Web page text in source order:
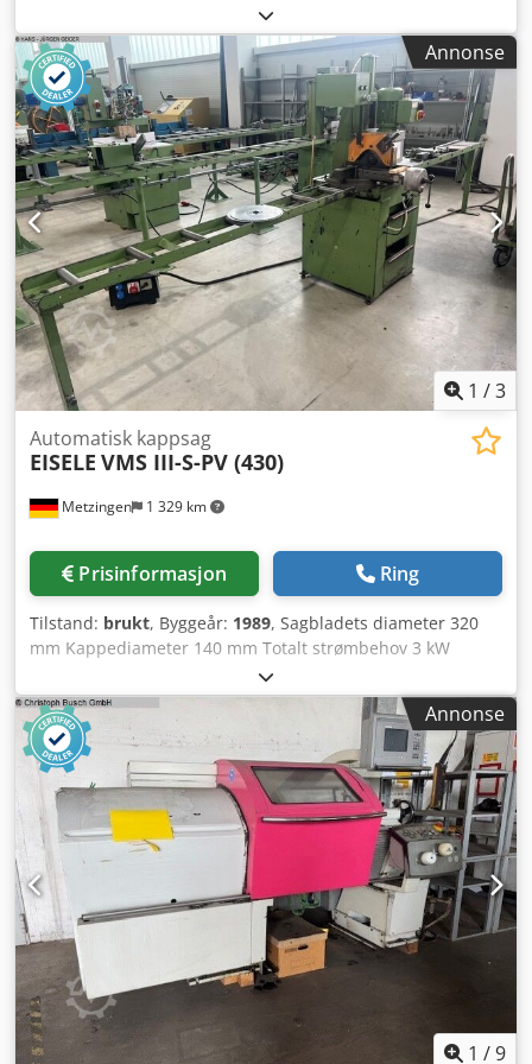
informasjon og bilder via eller Djdeft Tk Hjpfx Abpjkr *
Annonse
1 /3
Metzingen 1 329 km
Automatisk kappsag
EISELE VMS III-S-PV (430)
Prisinformasjon Ring
Tilstand: brukt, Byggeår: 1989, Sagbladets diameter 320
mm Kappediameter 140 mm Totalt strømbehov 3 kW
Maskinvekt ca. 0,5 t TILBUD Vi kan tilby deg følgende fra
lager, med forbehold om feil og mellomslag, til ikke-
bindende pris: EISELE Sirkelsagmaskin for rette og
gjæringssnitt Type VMS III-S-PV Årsmodell 1989 _____
Sagbladdiameter maks. 320 mm Sagområde: Rør ca.? 130
mm Flatt materiale 200 x 100 / 140 x 100 mm Massivt
materiale firkant 120 mm Ved gjæringssnitt kan
kappelengdene være noe lavere Inntil maks. 140 mm
Sagvogn, manuell, vertikal slag ca. 200 mm Sagbladets
turtall 17-34 o/min Drift sagblad ca. 2 / 2,6 kW Total drift
ca. 3 kW - 380 V – 50 Hz Vekt ca. 500 kg
Tilleggsutstyr/spesialutstyr: Dsdpfxew Dvive Abpjkr •
Saghode kan justeres for gjæring til 30 / 45 / 90 ° via skala •
Polomkoblingsbar trefasemotor med maks. 2,6 kW effekt •
Matevogn for sag føres manuelt med langt og justerbart
håndtak • Manuelt arbeidsstykke-spennstokk, bakke-
Annonse
1 /9